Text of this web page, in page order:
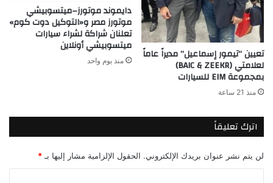
تعيين “تيمور إسماعيل” مديراً عاماً
لعلامتي (BAIC & ZEEKR)
بمجموعة EIM للسيارات
منذ 21 ساعة
دايموند موتورز–ميتسوبيشي
موتورز مصر و«التوكيل دوت كوم»
تعلنان شراكة لشراء سيارات
ميتسوبيشي أونلاين
منذ يوم واحد
اترك تعليقاً
لن يتم نشر عنوان بريدك الإلكتروني. الحقول الإلزامية مشار إليها بـ *